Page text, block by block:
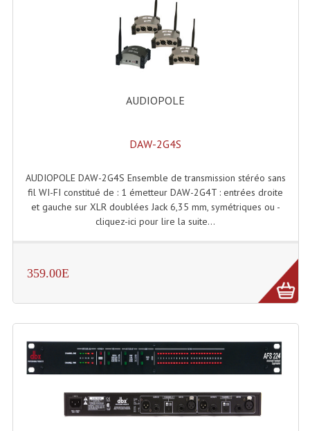
AUDIOPOLE
DAW-2G4S
AUDIOPOLE DAW-2G4S Ensemble de transmission stéréo sans
fil WI-FI constitué de : 1 émetteur DAW-2G4T : entrées droite
et gauche sur XLR doublées Jack 6,35 mm, symétriques ou -
cliquez-ici pour lire la suite...
359.00E